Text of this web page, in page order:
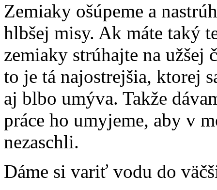
Zemiaky ošúpeme a
hlbšej misy. Ak máte taký
zemiaky strúhajte na užšej
to je tá najostrejšia, ktorej
aj blbo umýva. Takže
práce ho umyjeme, aby v
nezaschli.
Dáme si variť vodu do